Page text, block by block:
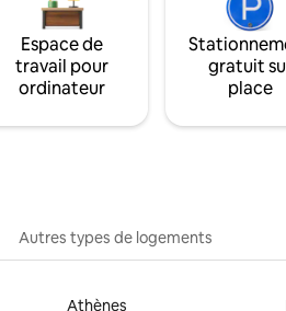
Espace de
travail pour
ordinateur
gratuit
place
Autres types de logements
Athènes